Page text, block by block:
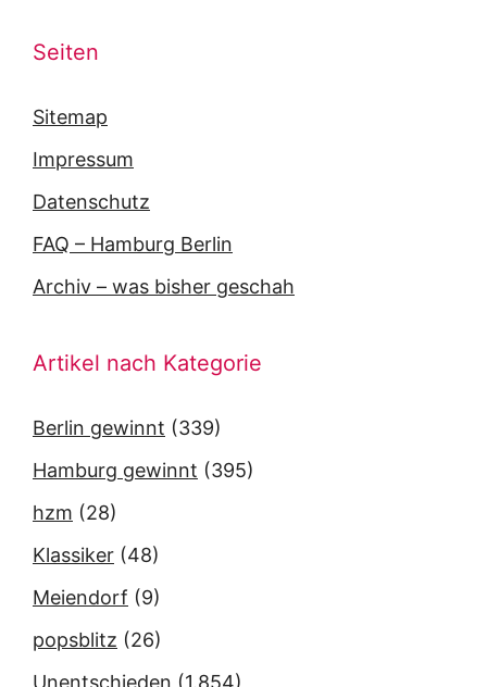
Seiten
Sitemap
Impressum
Datenschutz
FAQ – Hamburg Berlin
Archiv – was bisher geschah
Artikel nach Kategorie
Berlin gewinnt (339)
Hamburg gewinnt (395)
hzm (28)
Klassiker (48)
Meiendorf (9)
popsblitz (26)